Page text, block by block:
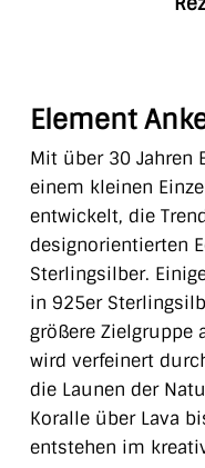
Element
Mit über 30 Jahren
einem kleinen
entwickelt, die
designorientierten
Sterlingsilber.
in 925er
größere Zielgruppe
wird verfeinert
die Launen der
Koralle über Lava
entstehen im